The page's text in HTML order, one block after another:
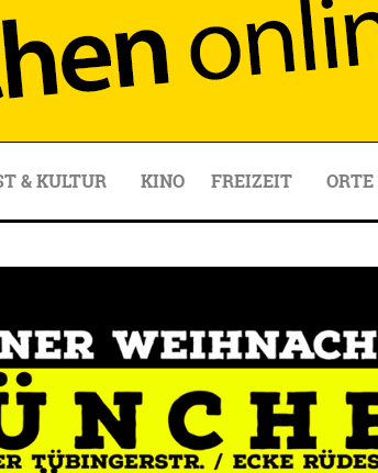
& KULTUR KINO FREIZEIT ORTE